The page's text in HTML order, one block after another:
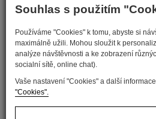
Souhlas s použitím
Používáme "Cookies" k tomu, abyste si
maximálně užili. Mohou sloužit k
analýze návštěvnosti a ke zobrazení
socialní sítě, online chat).
Vaše nastavení "Cookies" a další
"Cookies".